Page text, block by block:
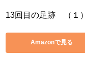
13回目の足跡　（１
Amazonで見る